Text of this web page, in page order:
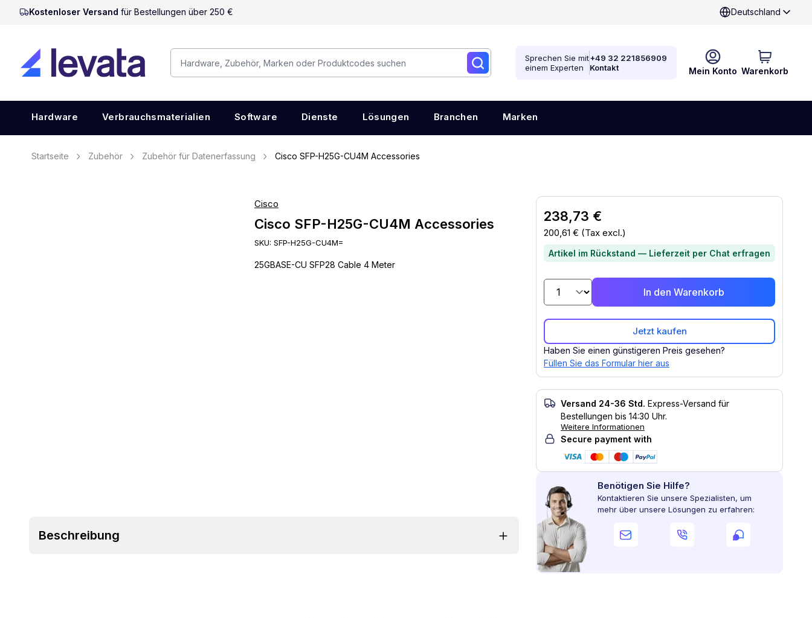
Kostenloser Versand für Bestellungen über 250 € Deutschland
Mein Konto Warenkorb
Sprechen Sie mit
einem Experten
+49 32 221856909
Kontakt
Hardware Verbrauchsmaterialien Software Dienste Lösungen Branchen Marken
Startseite Zubehör Zubehör für Datenerfassung Cisco SFP-H25G-CU4M Accessories
Cisco
Cisco SFP-H25G-CU4M Accessories
SKU:SFP-H25G-CU4M=
25GBASE-CU SFP28 Cable 4 Meter
238,73 €
200,61 € (Tax excl.)
Artikel im Rückstand — Lieferzeit per Chat erfragen
In den Warenkorb
Jetzt kaufen
Haben Sie einen günstigeren Preis gesehen?
Füllen Sie das Formular hier aus
Versand 24-36 Std. Express-Versand für
Bestellungen bis 14:30 Uhr.
Weitere Informationen
Secure payment with
Benötigen Sie Hilfe?
Kontaktieren Sie unsere Spezialisten, um
mehr über unsere Lösungen zu erfahren:
Beschreibung